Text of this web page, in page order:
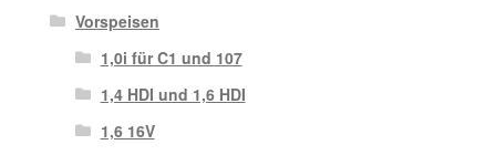
Vorspeisen
1,0i für C1 und 107
1,4 HDI und 1,6 HDI
1,6 16V